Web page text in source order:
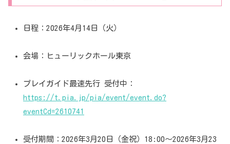
日程：2026年4月14日（火）
会場：ヒューリックホール東京
プレイガイド最速先行 受付中：
https://t.pia.jp/pia/event/event.do?
eventCd=2610741
受付期間：2026年3月20日（金祝）18:00〜2026年3月23